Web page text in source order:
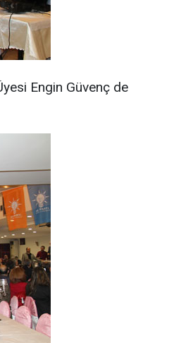
Engin Güvenç de